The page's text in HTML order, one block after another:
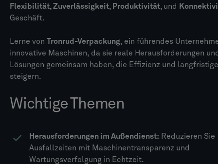
Flexibilität, Zuverlässigkeit, Produktivität, und
Geschäft.
Lerne von Tronrud-Verpackung, ein führendes
innovative Maschinen, da sie reale Herausforderungen
Lösungen gemeinsam haben, die Effizienz und
steigern.
Wichtige Themen
Herausforderungen im Außendienst: Reduzieren Sie
Ausfallzeiten mit Maschinentransparenz und
Wartungsverfolgung in Echtzeit.